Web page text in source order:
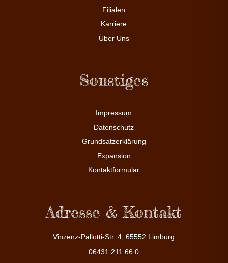
Filialen
Karriere
Über Uns
Sonstiges
Impressum
Datenschutz
Grundsatzerklärung
Expansion
Kontaktformular
Adresse & Kontakt
Vinzenz-Pallotti-Str. 4, 65552 Limburg
06431 211 66 0